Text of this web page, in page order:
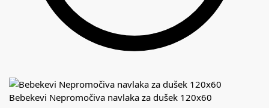
Bebekevi Nepromočiva navlaka za dušek 120x60